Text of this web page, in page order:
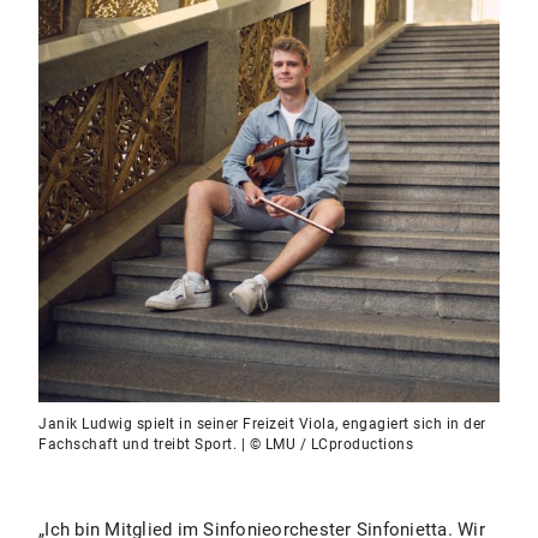
Janik Ludwig spielt in seiner Freizeit Viola, engagiert sich in der
Fachschaft und treibt Sport. | © LMU / LCproductions
„Ich bin Mitglied im Sinfonieorchester Sinfonietta. Wir